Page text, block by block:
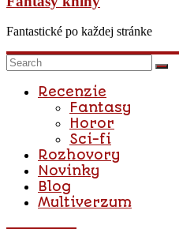
Fantastické po každej stránke
Recenzie
Fantasy
Horor
Sci-fi
Rozhovory
Novinky
Blog
Multiverzum